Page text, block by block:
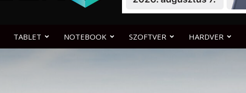
TABLET NOTEBOOK SZOFTVER HARDVER